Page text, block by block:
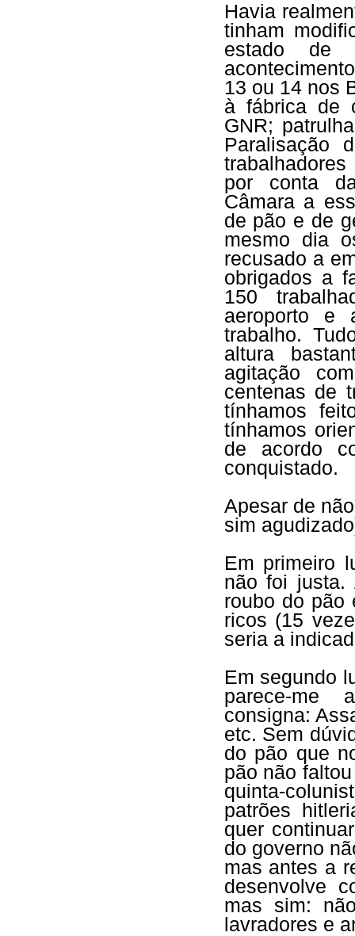
Havia
tinham
estado de
13 ou 14 nos
à fábrica de
GNR;
Paralisação
por conta
Câmara a
de pão e de
mesmo dia
recusado a
obrigados a
150
aeroporto e
trabalho.
altura
agitação
centenas de
tínhamos
tínhamos
de acordo
conquistado.
Apesar de
sim
Em primeiro
não foi justa.
roubo do pão
ricos (15
seria a
Em segundo
parece-me
consigna:
etc. Sem
do pão que
pão não
quinta-
patrões
quer
do governo
mas antes a
desenvolve
mas sim:
lavradores e